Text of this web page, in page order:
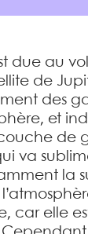
due au
de
des
et
de
va
la
car elle